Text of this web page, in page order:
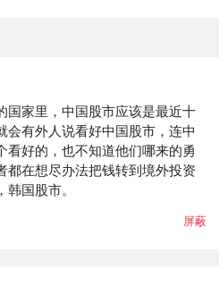
国家里，中国股市应该是最近十
会有外人说看好中国股市，连中
看好的，也不知道他们哪来的勇
都在想尽办法把钱转到境外投资
国股市。
屏蔽